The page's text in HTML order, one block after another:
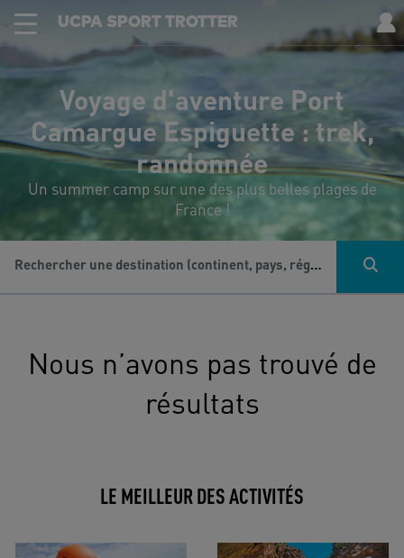
UCPA SPORT TROTTER
Voyage d'aventure Port
Camargue Espiguette : trek,
randonnée
Un summer camp sur une des plus belles plages de
France !
Rechercher une destination (continent, pays, région...), une activité...
Nous n’avons pas trouvé de
résultats
LE MEILLEUR DES ACTIVITÉS